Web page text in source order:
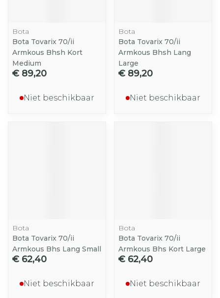
Bota
Bota Tovarix 70/ii
Armkous Bhsh Kort
Medium
€ 89,20
Niet beschikbaar
Bota
Bota Tovarix 70/ii
Armkous Bhsh Lang
Large
€ 89,20
Niet beschikbaar
Bota
Bota Tovarix 70/ii
Armkous Bhs Lang Small
€ 62,40
Niet beschikbaar
Bota
Bota Tovarix 70/ii
Armkous Bhs Kort Large
€ 62,40
Niet beschikbaar